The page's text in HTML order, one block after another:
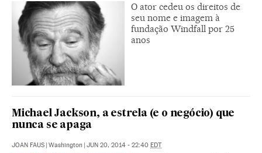
O ator cedeu os direitos de
seu nome e imagem à
fundação Windfall por 25
anos
Michael Jackson, a estrela (e o negócio) que
nunca se apaga
JOAN FAUS | Washington | JUN 20, 2014 - 22:40 EDT